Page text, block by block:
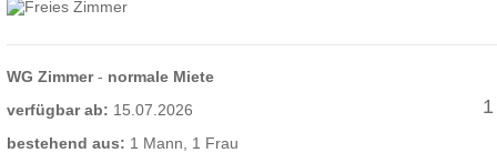
WG Zimmer- normale Miete
verfügbar ab: 15.07.2026
bestehend aus: 1 Mann, 1 Frau